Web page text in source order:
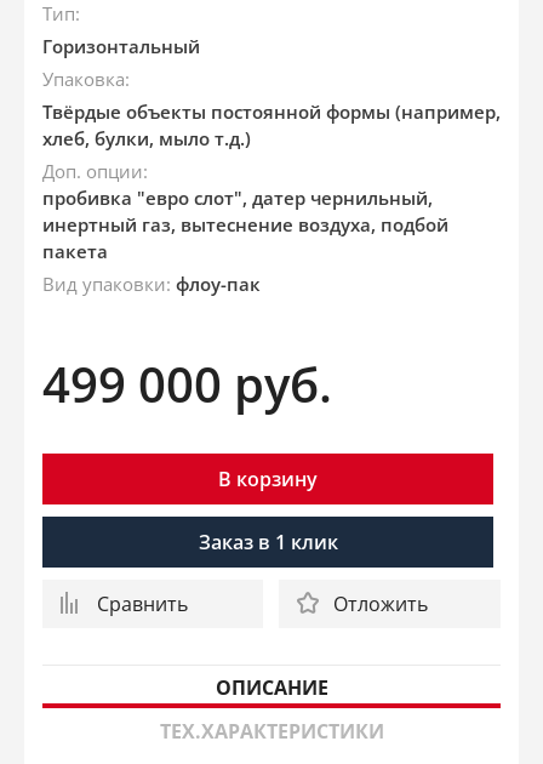
Тип:
Горизонтальный
Упаковка:
Твёрдые объекты постоянной формы (например,
хлеб, булки, мыло т.д.)
Доп. опции:
пробивка "евро слот", датер чернильный,
инертный газ, вытеснение воздуха, подбой
пакета
Вид упаковки: флоу-пак
499 000 руб.
В корзину
Заказ в 1 клик
Сравнить Отложить
ОПИСАНИЕ
ТЕХ.ХАРАКТЕРИСТИКИ